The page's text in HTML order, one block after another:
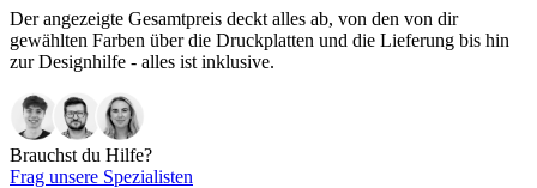
Der angezeigte Gesamtpreis deckt alles ab, von den von dir
gewählten Farben über die Druckplatten und die Lieferung bis hin
zur Designhilfe - alles ist inklusive.
Brauchst du Hilfe?
Frag unsere Spezialisten